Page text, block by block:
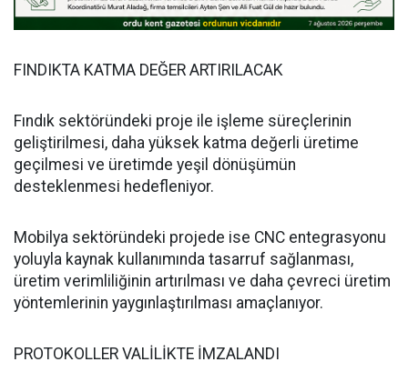
FINDIKTA KATMA DEĞER ARTIRILACAK
Fındık sektöründeki proje ile işleme süreçlerinin
geliştirilmesi, daha yüksek katma değerli üretime
geçilmesi ve üretimde yeşil dönüşümün
desteklenmesi hedefleniyor.
Mobilya sektöründeki projede ise CNC entegrasyonu
yoluyla kaynak kullanımında tasarruf sağlanması,
üretim verimliliğinin artırılması ve daha çevreci üretim
yöntemlerinin yaygınlaştırılması amaçlanıyor.
PROTOKOLLER VALİLİKTE İMZALANDI